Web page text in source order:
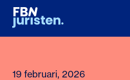
19 februari, 2026